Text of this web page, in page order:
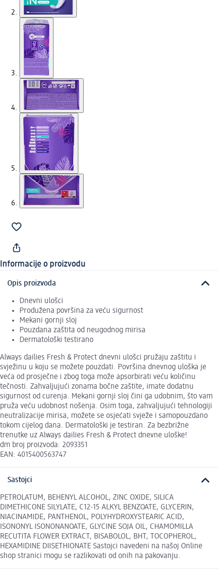
Informacije o proizvodu
Opis proizvoda
Dnevni ulošci
Produžena površina za veću sigurnost
Mekani gornji sloj
Pouzdana zaštita od neugodnog mirisa
Dermatološki testirano
Always dailies Fresh & Protect dnevni ulošci pružaju zaštitu i
svježinu u koju se možete pouzdati. Površina dnevnog uloška je
veća od prosječne i zbog toga može apsorbirati veću količinu
tečnosti. Zahvaljujući zonama bočne zaštite, imate dodatnu
sigurnost od curenja. Mekani gornji sloj čini ga udobnim, što vam
pruža veću udobnost nošenja. Osim toga, zahvaljujući tehnologiji
neutralizacije mirisa, možete se osjećati svježe i samopouzdano
tokom cijelog dana. Dermatološki je testiran. Za bezbrižne
trenutke uz Always dailies Fresh & Protect dnevne uloške!
dm broj proizvoda: 2093351
EAN: 4015400563747
Sastojci
PETROLATUM, BEHENYL ALCOHOL, ZINC OXIDE, SILICA
DIMETHICONE SILYLATE, C12-15 ALKYL BENZOATE, GLYCERIN,
NIACINAMIDE, PANTHENOL, POLYHYDROXYSTEARIC ACID,
ISONONYL ISONONANOATE, GLYCINE SOJA OIL, CHAMOMILLA
RECUTITA FLOWER EXTRACT, BISABOLOL, BHT, TOCOPHEROL,
HEXAMIDINE DIISETHIONATE Sastojci navedeni na našoj Online
shop stranici mogu se razlikovati od onih na pakovanju.